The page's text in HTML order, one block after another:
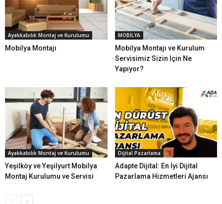
Ayakkabılık Montaj ve Kurulumu
Mobilya Montajı
MOBİLYA
Mobilya Montajı ve Kurulum
Servisimiz Sizin İçin Ne
Yapıyor?
Ayakkabılık Montaj ve Kurulumu
Yeşilköy ve Yeşilyurt Mobilya
Montaj Kurulumu ve Servisi
Dijital Pazarlama
Adapte Dijital: En İyi Dijital
Pazarlama Hizmetleri Ajansı